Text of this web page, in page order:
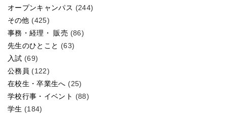
オープンキャンパス (244)
その他 (425)
事務・経理・ 販売 (86)
先生のひとこと (63)
入試 (69)
公務員 (122)
在校生・卒業生へ (25)
学校行事・イベント (88)
学生 (184)